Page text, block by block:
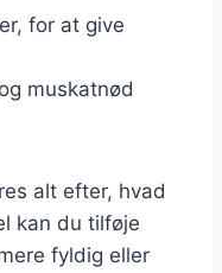
for at give
muskatnød
alt efter, hvad
kan du tilføje
fyldig eller